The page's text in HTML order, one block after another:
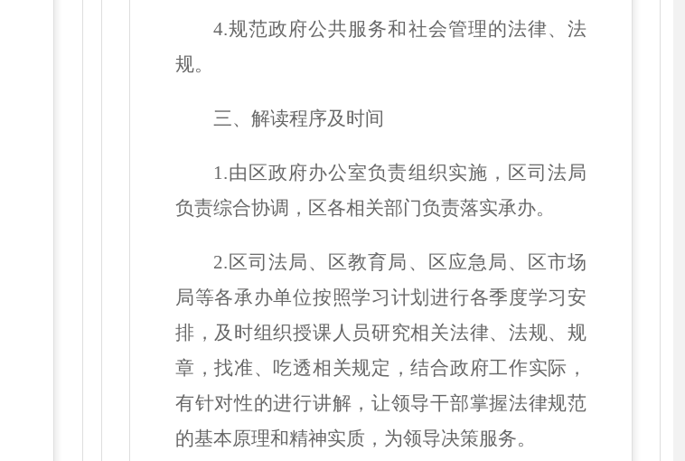
4.规范政府公共服务和社会管理的法律、法
规。
三、 解读程序及时间
1.由区政府办公室负责组织实施，区司法局
负责综合协调，区各相关部门负责落实承办。
2. 区司法局、区教育局、区应急局、区市场
局等各承办单位按照学习计划进行各季度学习安
排， 及时组织授课人员研究相关法律、法规、规
章，找准、吃透相关规定 ，结合政府工作实际，
有针对性的进行讲解，让领导干部掌握法律规范
的基本原理和精神实质，为领导决策服务。